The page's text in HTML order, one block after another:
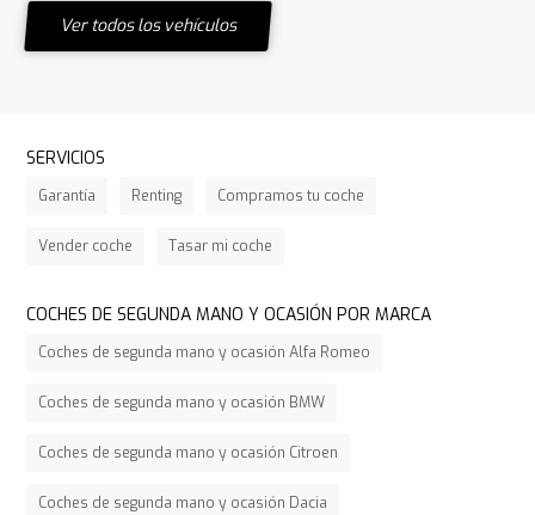
Ver todos los vehículos
SERVICIOS
Garantía Renting Compramos tu coche
Vender coche Tasar mi coche
COCHES DE SEGUNDA MANO Y OCASIÓN POR MARCA
Coches de segunda mano y ocasión Alfa Romeo
Coches de segunda mano y ocasión BMW
Coches de segunda mano y ocasión Citroen
Coches de segunda mano y ocasión Dacia